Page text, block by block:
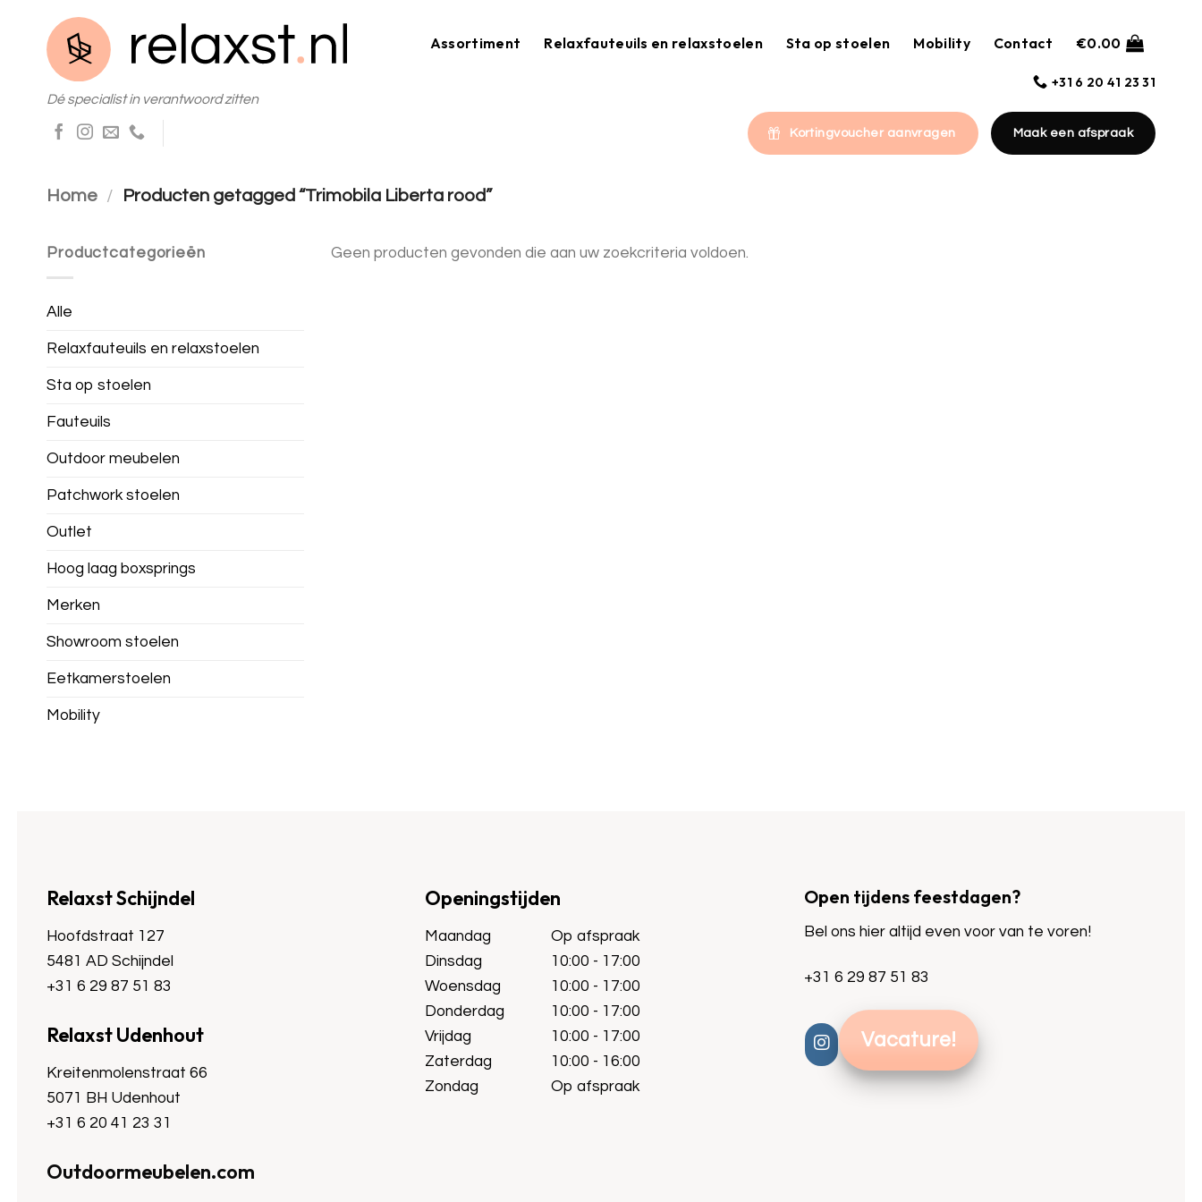
content
Dé specialist in verantwoord zitten
Assortiment Relaxfauteuils en relaxstoelen Sta op stoelen Mobility Contact €0.00
+31 6 20 41 23 31
Kortingvoucher aanvragen Maak een afspraak
Home / Producten getagged “Trimobila Liberta rood”
Productcategorieën
Alle
Relaxfauteuils en relaxstoelen
Sta op stoelen
Fauteuils
Outdoor meubelen
Patchwork stoelen
Outlet
Hoog laag boxsprings
Merken
Showroom stoelen
Eetkamerstoelen
Mobility
Geen producten gevonden die aan uw zoekcriteria voldoen.
Relaxst Schijndel
Hoofdstraat 127
5481 AD Schijndel
+31 6 29 87 51 83
Relaxst Udenhout
Kreitenmolenstraat 66
5071 BH Udenhout
+31 6 20 41 23 31
Outdoormeubelen.com
Openingstijden
Maandag
Dinsdag
Woensdag
Donderdag
Vrijdag
Zaterdag
Zondag
Op afspraak
10:00 - 17:00
10:00 - 17:00
10:00 - 17:00
10:00 - 17:00
10:00 - 16:00
Op afspraak
Open tijdens feestdagen?
Bel ons hier altijd even voor van te voren!
+31 6 29 87 51 83
Vacature!